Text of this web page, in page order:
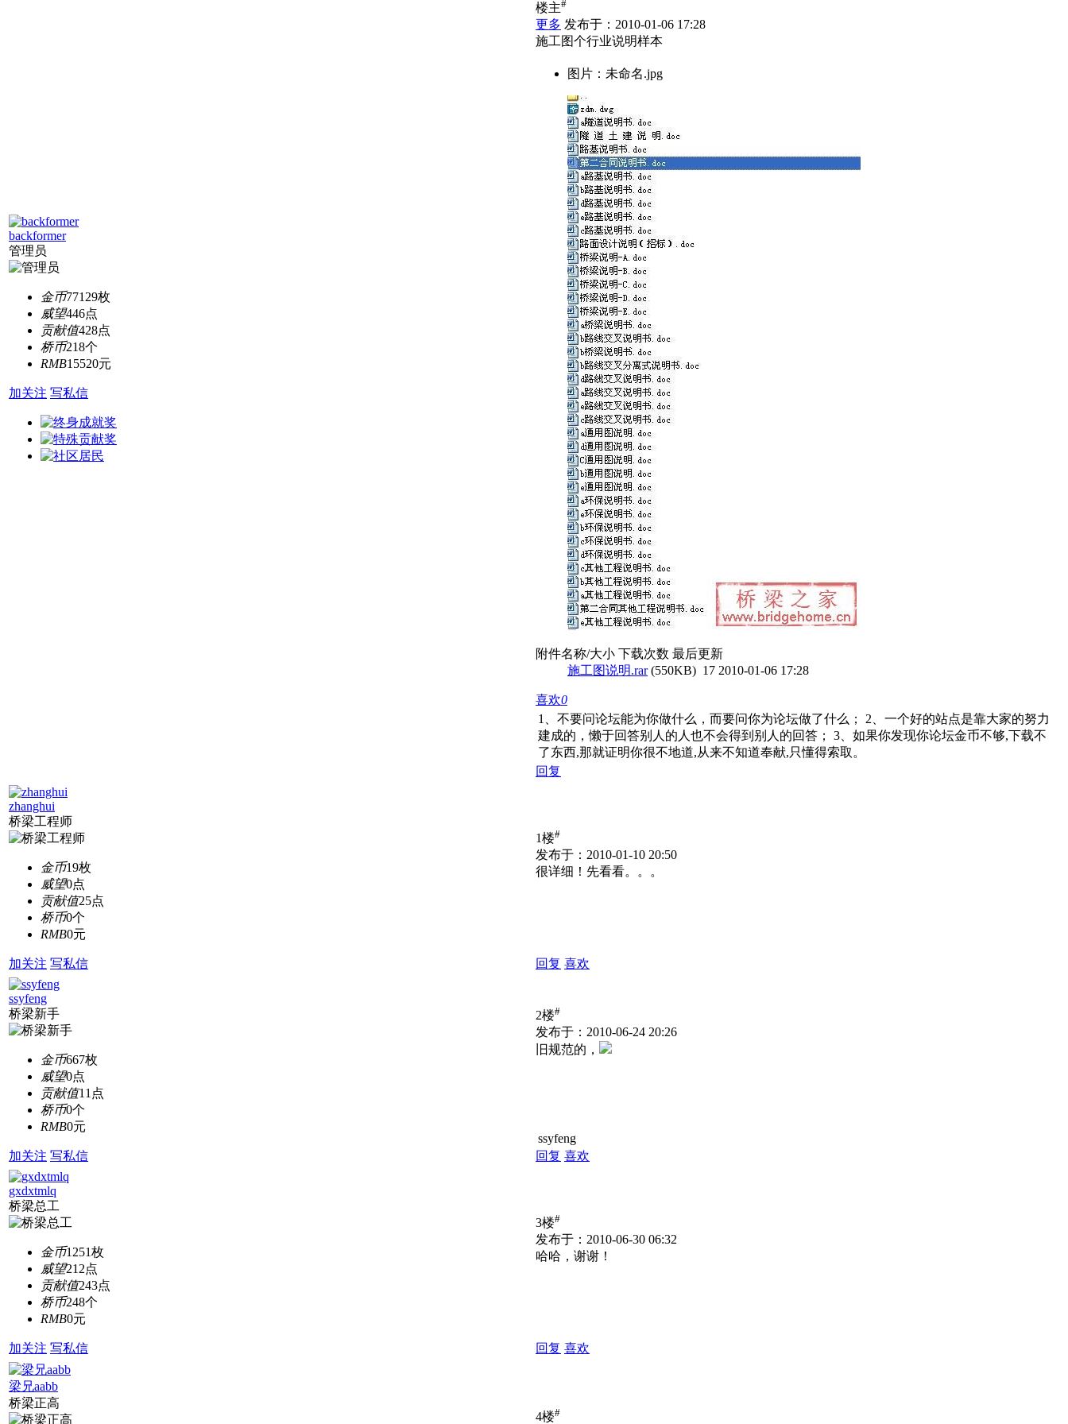
backformer
管理员
金币77129枚
威望446点
贡献值428点
桥币218个
RMB15520元
加关注 写私信
楼主#
更多 发布于：2010-01-06 17:28
施工图个行业说明样本
图片：未命名.jpg
附件名称/大小 下载次数 最后更新
施工图说明.rar(550KB) 17 2010-01-06 17:28
喜欢0
1、不要问论坛能为你做什么，而要问你为论坛做了什么； 2、一个好的站点是靠大家的努力
建成的，懒于回答别人的人也不会得到别人的回答； 3、如果你发现你论坛金币不够,下载不
了东西,那就证明你很不地道,从来不知道奉献,只懂得索取。
回复
zhanghui
桥梁工程师
金币19枚
威望0点
贡献值25点
桥币0个
RMB0元
加关注 写私信
1楼#
发布于：2010-01-10 20:50
很详细！先看看。。。
回复 喜欢
ssyfeng
桥梁新手
金币667枚
威望0点
贡献值11点
桥币0个
RMB0元
加关注 写私信
2楼#
发布于：2010-06-24 20:26
旧规范的，
ssyfeng
回复 喜欢
gxdxtmlq
桥梁总工
金币1251枚
威望212点
贡献值243点
桥币248个
RMB0元
加关注 写私信
3楼#
发布于：2010-06-30 06:32
哈哈，谢谢！
回复 喜欢
梁兄aabb
桥梁正高
4楼#